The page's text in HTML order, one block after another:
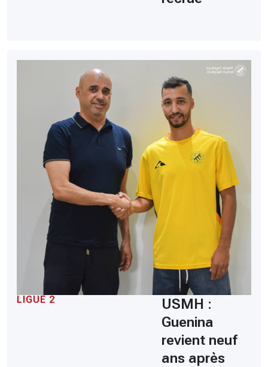
LIGUE 2
USMH :
Guenina
revient neuf
ans après